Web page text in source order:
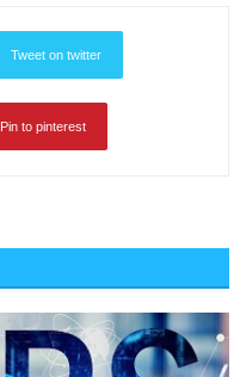
Tweet on twitter
Pin to pinterest